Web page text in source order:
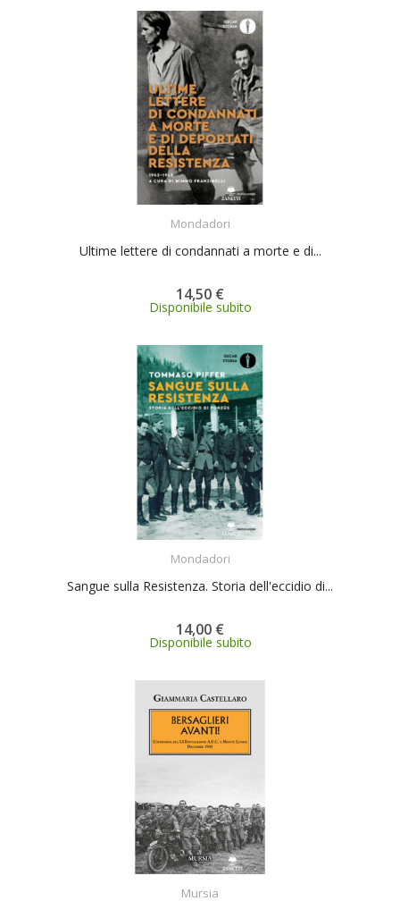
Mondadori
Ultime lettere di condannati a morte e di...
14,50 €
Disponibile subito
Mondadori
Sangue sulla Resistenza. Storia dell'eccidio di...
14,00 €
Disponibile subito
Mursia